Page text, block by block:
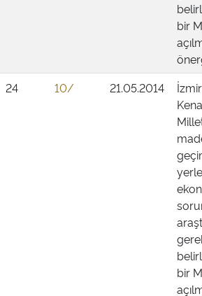
bir
24
10/ 21.05.2014
bir